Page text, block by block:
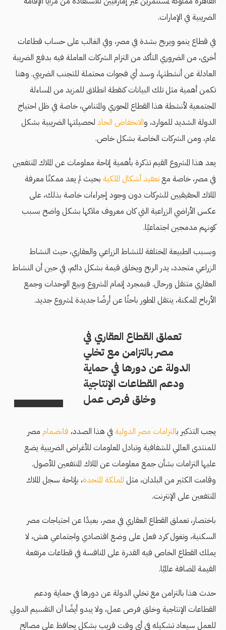
الضريبية في الإمارات.
في قطاع ينمو ويربح بشدة في مصر، وفي الغالب على حساب قطاعات
أخرى، من الضروري التأكد من التزام الشركات العاملة فيه بدفع الضريبة
العادلة عن أنشطتها، وسد أي فجوات محتملة للتجنب الضريبي. وهنا
تكمن أهمية مثل تلك البيانات كنقطة انطلاق للمزيد من المساءلة
المجتمعية لأنشطة هذا القطاع المحوري والمتنامي، خاصة في ظل احتياج
الدولة الشديد للموارد، والانخفاض الحاد لحصيلتها الضريبية بشكل
عام، ومن الشركات الخاصة بشكل خاص.
يعد هذا المشروع القيم تذكرة بأهمية إتاحة معلومات عن الملاك المنتفعين
في مصر، خاصة معتعقيد أشكال الملكية بحيث لم يعد ممكنًا معرفة
الملاك الحقيقيين للشركات دون وجود إجراءات خاصة بذلك، على
عكس الأراضي الزراعية التي كان معروف ملاكها بشكل واضح بسبب
كونهم مدمجين اجتماعيًا.
وبسبب الطبيعة المختلفة للنشاط الزراعي والعقاري، حيث النشاط
الزراعي متجدد، يدر الربح ويخلق قيمة بشكل دائم، في حين أن النشاط
العقاري متنقل ورحال. فبمجرد إتمام المشروع وبيع الوحدات وجمع
الأرباح الممكنة، ينتقل المطور باحثًا عن أرضًا جديدة لمشروع جديد.
تعملق القطاع العقاري في
مصر بالتزامن مع تخلي
الدولة عن دورها في حماية
ودعم القطاعات الإنتاجية
وخلق فرص عمل
يجب التذكير بالتزامات مصر الدولية في هذا الصدد، فانضمام مصر
للمنتدى العالمي للشفافية وتبادل المعلومات للأغراض الضريبية يضع
عليها التزامات بشأن جمع معلومات عن الملاك المنتفعين للأصول.
وقامت الكثير من البلدان، مثل المملكة المتحدة، بإتاحة سجل الملاك
المنتفعين على الإنترنت.
باختصار، تعملق القطاع العقاري في مصر، بعيدًا عن احتياجات مصر
السكنية، وتغول كرد فعل على وضع اقتصادي واجتماعي هش، لا
يملك القطاع الخاص فيه القدرة على المنافسة في قطاعات مرتفعة
القيمة المضافة عالميًا.
حدث هذا بالتزامن مع تخلي الدولة عن دورها في حماية ودعم
القطاعات الإنتاجية وخلق فرص عمل، ولا يبدو أيضًا أن التقسيم الدولي
للعمل سيعاد تشكيله في أي وقت قريب بشكل يحافظ على مصالح